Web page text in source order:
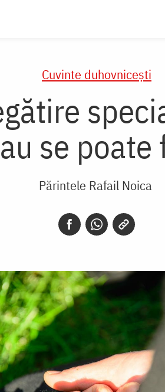
Cuvinte duhovnicești
se
Părintele Rafail Noica